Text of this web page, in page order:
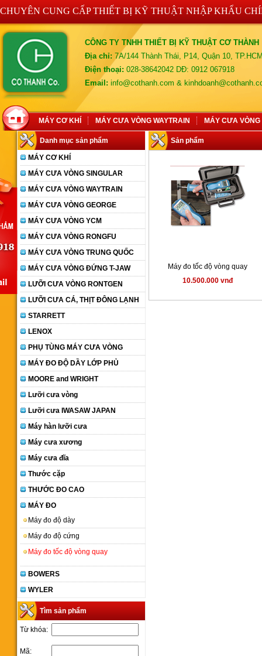
CHUYÊN CUNG CẤP THIẾT BỊ KỸ THUẬT NHẬP KHẨU
CÔNG TY TNHH THIẾT BỊ KỸ THUẬT CƠ THÀNH
Địa chỉ: 7A/144 Thành Thái, P14, Quận 10,
Điện thoại: 028-38642042 DĐ: 0912 067918
Email: info@cothanh.com &
MÁY CƠ KHÍ MÁY CƯA VÒNG WAYTRAIN MÁY CƯA VÒNG
Danh mục sản phẩm
MÁY CƠ KHÍ
MÁY CƯA VÒNG SINGULAR
MÁY CƯA VÒNG WAYTRAIN
MÁY CƯA VÒNG GEORGE
MÁY CƯA VÒNG YCM
MÁY CƯA VÒNG RONGFU
MÁY CƯA VÒNG TRUNG QUỐC
MÁY CƯA VÒNG ĐỨNG T-JAW
LƯỠI CƯA VÒNG RONTGEN
LƯỠI CƯA CÁ, THỊT ĐÔNG LẠNH
STARRETT
LENOX
PHỤ TÙNG MÁY CƯA VÒNG
MÁY ĐO ĐỘ DẦY LỚP PHỦ
MOORE and WRIGHT
Lưỡi cưa vòng
Lưỡi cưa IWASAW JAPAN
Máy hàn lưỡi cưa
Máy cưa xương
Máy cưa đĩa
Thước cặp
THƯỚC ĐO CAO
MÁY ĐO
Máy đo độ dày
Máy đo độ cứng
Máy đo tốc độ vòng quay
BOWERS
WYLER
Tìm sản phẩm
Từ khóa:
Mã:
Sản phẩm
Máy đo tốc độ vòng quay
10.500.000 vnđ